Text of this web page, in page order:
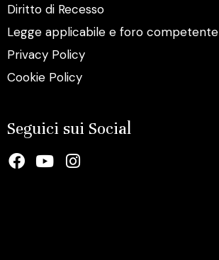
Diritto di Recesso
Legge applicabile e foro competente
Privacy Policy
Cookie Policy
Seguici sui Social